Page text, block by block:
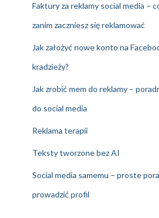
Faktury za reklamy social media –
zanim zaczniesz się reklamować
Jak założyć nowe konto na
kradzieży?
Jak zrobić mem do reklamy –
do social media
Reklama terapii
Teksty tworzone bez AI
Social media samemu – proste
prowadzić profil